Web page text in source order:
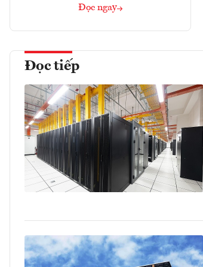
Đọc ngay
Đọc tiếp